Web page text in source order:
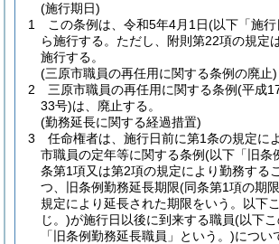
(施行期日)
1
この条例は、令和5年4月1日(以下「施
ら施行する。 ただし、附則第22項の規定
施行する。
(三原市職員の再任用に関する条例の廃止)
2
三原市職員の再任用に関する条例(平成
33号)は、廃止する。
(勤務延長に関する経過措置)
3
任命権者は、施行日前に第1条の規定に
市職員の定年等に関する条例(以下「旧条
条第1項又は第2項の規定により勤務する
つ、旧条例勤務延長期限(同条第1項の期
規定により延長された期限をいう。以下
じ。)が施行日以後に到来する職員(以下
「旧条例勤務延長職員」という。)につい